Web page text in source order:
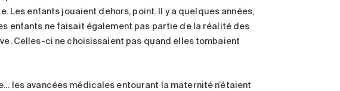
Les enfants jouaient dehors, point. Il y a quelques années,
enfants ne faisait également pas partie de la réalité des
Celles-ci ne choisissaient pas quand elles tombaient
les avancées médicales entourant la maternité n’étaient